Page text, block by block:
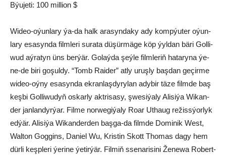
Býujeti: 100 million $
Wi­deo-oýun­la­ry ýa-da halk ara­syn­da­ky ady komp­ýu­ter oýun­
la­ry esa­syn­da film­leri su­ra­ta dü­şür­mäge köp ýyl­dan bä­ri Gol­li­
wud aý­ra­tyn üns ber­ýär. Go­laý­da şeý­le film­le­riň ha­ta­ry­na ýe­
ne-de bi­ri go­şul­dy. “Tomb Rai­der” atly uruş­ly baş­dan ge­çir­me
wideo-oý­ny esa­syn­da­ ekranlaşdyrylan ady­bir tä­ze film­de baş
keş­bi Gol­li­wu­dyň os­kar­ly akt­ri­sa­sy, şwe­si­ýa­ly Ali­si­ýa Wi­kan­
der jan­lan­dyr­ýar. Fil­me nor­we­gi­ýa­ly Ro­ar Ut­ha­ug re­žiss­ýor­lyk
ed­ýär. Ali­si­ýa Wi­kan­der­den baş­ga-da film­de Do­mi­nik West,
Wal­ton Gog­gins, Da­ni­el Wu, Kris­tin Skott Tho­mas da­gy hem
dür­li keşp­le­ri ýe­ri­ne ýe­tir­ýär. Fil­miň sse­na­ri­si­ni Že­ne­wa Ro­bert­